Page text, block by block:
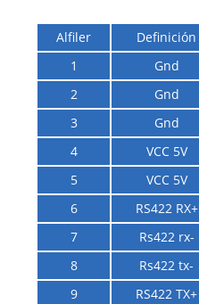
Alfiler Definición
1
Gnd
2
Gnd
3
Gnd
4
VCC 5V
5
VCC 5V
6
RS422 RX+
7
Rs422 rx-
8
Rs422 tx-
9
RS422 TX+